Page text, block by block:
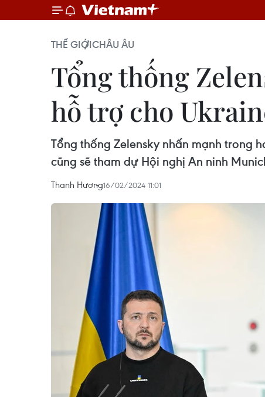
THẾ GIỚICHÂU ÂU
Tổng thống
hỗ trợ cho
Tổng thống Zelensky nhấn mạnh trong
cũng sẽ tham dự Hội nghị An ninh
Thanh Hương16/02/2024 11:01